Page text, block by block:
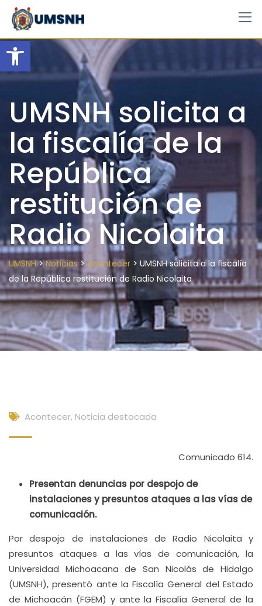
Open toolbar
Skip
content
UMSNH solicita a
la fiscalía de la
República
restitución de
Radio Nicolaita
UMSNH>Noticias> Acontecer > UMSNH solicita a la fiscalía
de la República restitución de Radio Nicolaita
Acontecer, Noticia destacada
Comunicado 614.
Presentan denuncias por despojo de
instalaciones y presuntos ataques a las vías de
comunicación.
Por despojo de instalaciones de Radio Nicolaita y
presuntos ataques a las vías de comunicación, la
Universidad Michoacana de San Nicolás de Hidalgo
(UMSNH), presentó ante la Fiscalía General del Estado
de Michoacán (FGEM) y ante la Fiscalía General de la